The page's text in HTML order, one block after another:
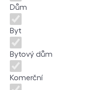
Dům
Byt
Bytový dům
Komerční